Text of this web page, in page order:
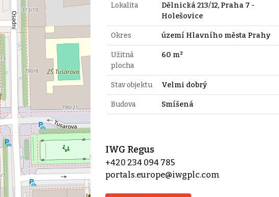
Lokalita
Dělnická 213/12, Praha 7 -
Holešovice
Okres území Hlavního města Prahy
Užitná
plocha
60 m²
Stav objektu Velmi dobrý
Budova Smíšená
IWG Regus
+420 234 094 785
portals.europe@iwgplc.com